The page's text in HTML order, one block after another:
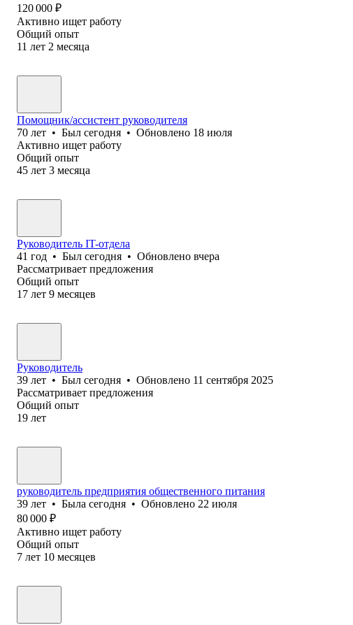
120 000 ₽
Активно ищет работу
Общий опыт
11 лет 2 месяца
Помощник/ассистент руководителя
70 лет • Был сегодня • Обновлено 18 июля
Активно ищет работу
Общий опыт
45 лет 3 месяца
Руководитель IT-отдела
41 год • Был сегодня • Обновлено вчера
Рассматривает предложения
Общий опыт
17 лет 9 месяцев
Руководитель
39 лет • Был сегодня • Обновлено 11 сентября 2025
Рассматривает предложения
Общий опыт
19 лет
руководитель предприятия общественного питания
39 лет • Была сегодня • Обновлено 22 июля
80 000 ₽
Активно ищет работу
Общий опыт
7 лет 10 месяцев